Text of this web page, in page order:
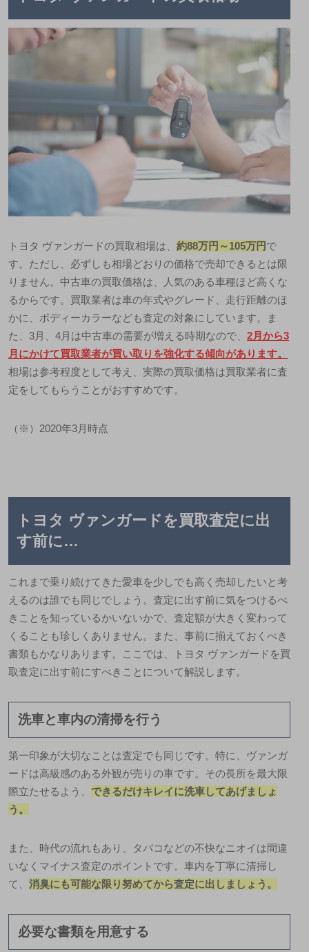
トヨタ ヴァンガードの買取相場は、 約88万円～105万円 で
す。ただし、必ずしも相場どおりの価格で売却できるとは限
りません。中古車の買取価格は、人気のある車種ほど高くな
るからです。買取業者は車の年式やグレード、走行距離のほ
かに、ボディーカラーなども査定の対象にしています。ま
た、3月、4月は中古車の需要が増える時期なので、 2月から3
月にかけて買取業者が買い取りを強化する傾向があります。
相場は参考程度として考え、実際の買取価格は買取業者に査
定をしてもらうことがおすすめです。
（※）2020年3月時点
トヨタ ヴァンガードを買取査定に出
す前に…
これまで乗り続けてきた愛車を少しでも高く売却したいと考
えるのは誰でも同じでしょう。査定に出す前に気をつけるべ
きことを知っているかいないかで、査定額が大きく変わって
くることも珍しくありません。また、事前に揃えておくべき
書類もかなりあります。ここでは、トヨタ ヴァンガードを買
取査定に出す前にすべきことについて解説します。
洗車と車内の清掃を行う
第一印象が大切なことは査定でも同じです。特に、ヴァンガ
ードは高級感のある外観が売りの車です。その長所を最大限
際立たせるよう、 できるだけキレイに洗車してあげましょ
う。
また、時代の流れもあり、タバコなどの不快なニオイは間違
いなくマイナス査定のポイントです。車内を丁寧に清掃し
て、 消臭にも可能な限り努めてから査定に出しましょう。
必要な書類を用意する